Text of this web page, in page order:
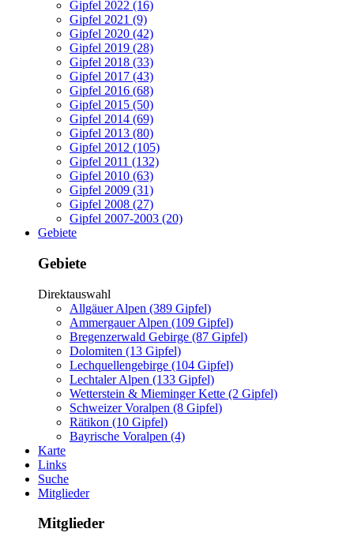
Gipfel 2022 (16)
Gipfel 2021 (9)
Gipfel 2020 (42)
Gipfel 2019 (28)
Gipfel 2018 (33)
Gipfel 2017 (43)
Gipfel 2016 (68)
Gipfel 2015 (50)
Gipfel 2014 (69)
Gipfel 2013 (80)
Gipfel 2012 (105)
Gipfel 2011 (132)
Gipfel 2010 (63)
Gipfel 2009 (31)
Gipfel 2008 (27)
Gipfel 2007-2003 (20)
Gebiete
Gebiete
Direktauswahl
Allgäuer Alpen (389 Gipfel)
Ammergauer Alpen (109 Gipfel)
Bregenzerwald Gebirge (87 Gipfel)
Dolomiten (13 Gipfel)
Lechquellengebirge (104 Gipfel)
Lechtaler Alpen (133 Gipfel)
Wetterstein & Mieminger Kette (2 Gipfel)
Schweizer Voralpen (8 Gipfel)
Rätikon (10 Gipfel)
Bayrische Voralpen (4)
Karte
Links
Suche
Mitglieder
Mitglieder